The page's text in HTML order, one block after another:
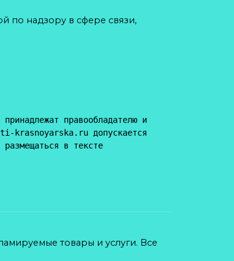
по надзору в сфере связи,
правообладателю и
krasnoyarska.ru допускается
в тексте
товары и услуги. Все